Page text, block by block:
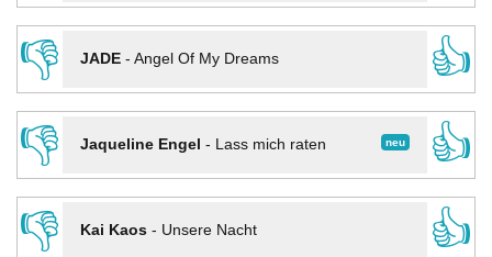
👎
JADE- Angel Of My Dreams
👍
👎
neu
Jaqueline Engel - Lass mich raten
👍
👎
Kai Kaos- Unsere Nacht
👍